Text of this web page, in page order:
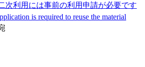
次利用には事前の利用申請が必要です
is required to reuse the material